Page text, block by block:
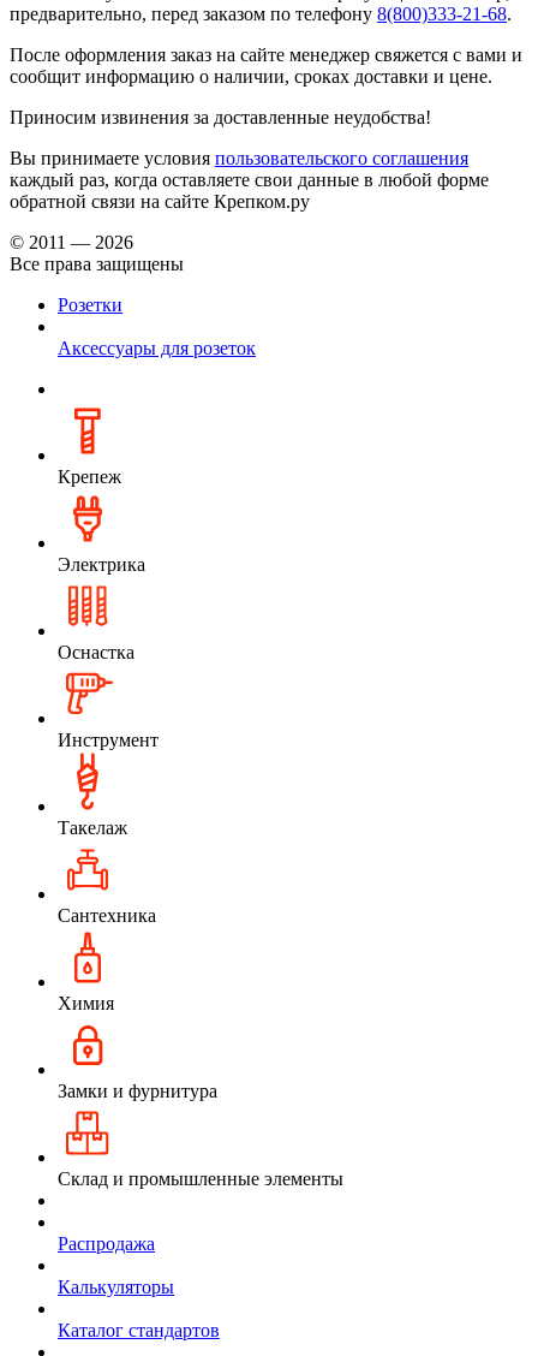
предварительно, перед заказом по телефону 8(800)333-21-68.
После оформления заказ на сайте менеджер свяжется с вами и
сообщит информацию о наличии, сроках доставки и цене.
Приносим извинения за доставленные неудобства!
Вы принимаете условия пользовательского соглашения
каждый раз, когда оставляете свои данные в любой форме
обратной связи на сайте Крепком.ру
© 2011 — 2026
Все права защищены
Розетки
Аксессуары для розеток
Крепеж
Электрика
Оснастка
Инструмент
Такелаж
Сантехника
Химия
Замки и фурнитура
Склад и промышленные элементы
Распродажа
Калькуляторы
Каталог стандартов